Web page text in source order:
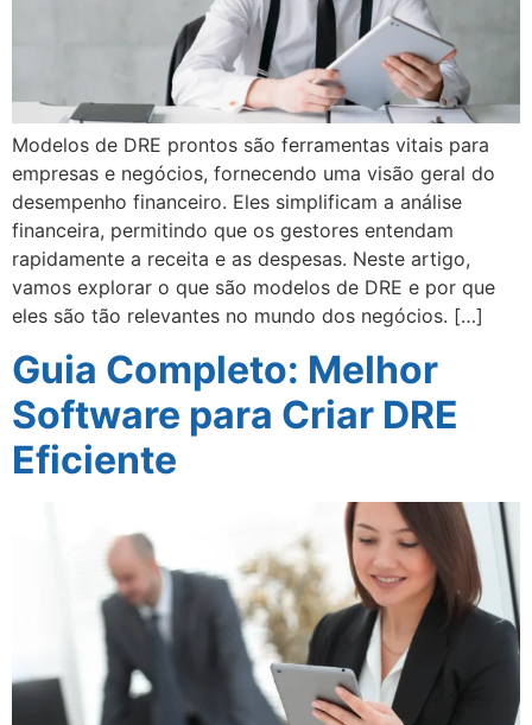
Modelos de DRE prontos são ferramentas vitais para
empresas e negócios, fornecendo uma visão geral do
desempenho financeiro. Eles simplificam a análise
financeira, permitindo que os gestores entendam
rapidamente a receita e as despesas. Neste artigo,
vamos explorar o que são modelos de DRE e por que
eles são tão relevantes no mundo dos negócios. […]
Guia Completo: Melhor
Software para Criar DRE
Eficiente